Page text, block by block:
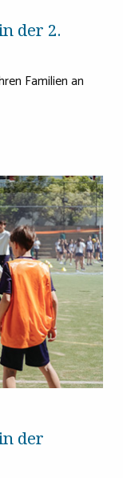
der 2.
Familien an
der